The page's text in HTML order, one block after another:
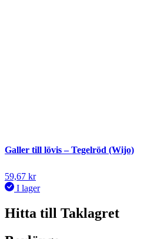
Galler till lövis – Tegelröd (Wijo)
59,67 kr
I lager
Hitta till Taklagret